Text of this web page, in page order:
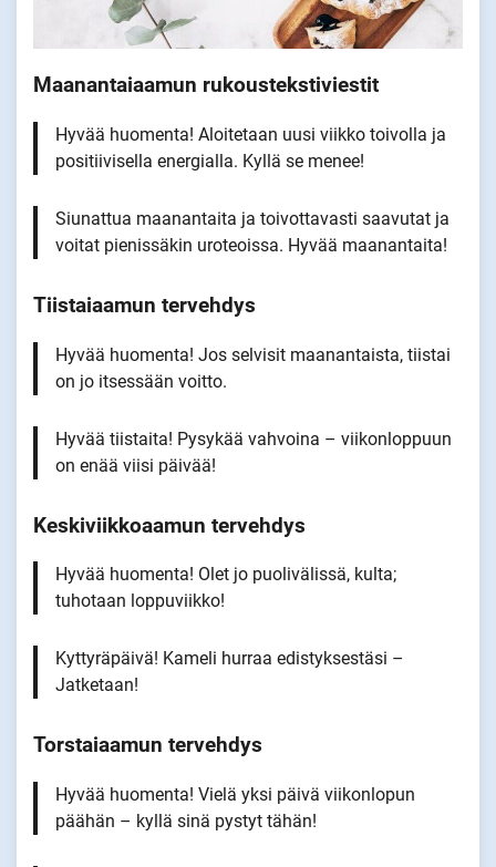
Maanantaiaamun rukoustekstiviestit
Hyvää huomenta! Aloitetaan uusi viikko toivolla ja
positiivisella energialla. Kyllä se menee!
Siunattua maanantaita ja toivottavasti saavutat ja
voitat pienissäkin uroteoissa. Hyvää maanantaita!
Tiistaiaamun tervehdys
Hyvää huomenta! Jos selvisit maanantaista, tiistai
on jo itsessään voitto.
Hyvää tiistaita! Pysykää vahvoina – viikonloppuun
on enää viisi päivää!
Keskiviikkoaamun tervehdys
Hyvää huomenta! Olet jo puolivälissä, kulta;
tuhotaan loppuviikko!
Kyttyräpäivä! Kameli hurraa edistyksestäsi –
Jatketaan!
Torstaiaamun tervehdys
Hyvää huomenta! Vielä yksi päivä viikonlopun
päähän – kyllä sinä pystyt tähän!